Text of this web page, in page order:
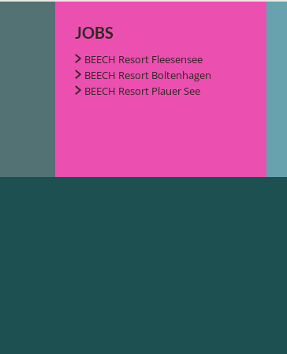
JOBS
BEECH Resort Fleesensee
BEECH Resort Boltenhagen
BEECH Resort Plauer See